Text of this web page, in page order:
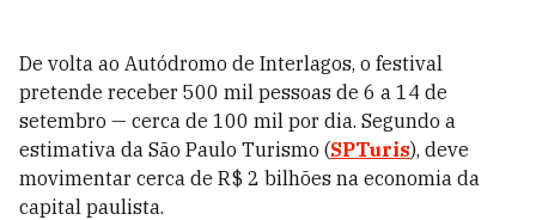
De volta ao Autódromo de Interlagos, o festival
pretende receber 500 mil pessoas de 6 a 14 de
setembro — cerca de 100 mil por dia. Segundo a
estimativa da São Paulo Turismo (SPTuris), deve
movimentar cerca de R$ 2 bilhões na economia da
capital paulista.